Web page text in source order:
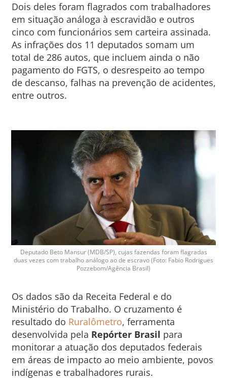
Dois deles foram flagrados com trabalhadores
em situação análoga à escravidão e outros
cinco com funcionários sem carteira assinada.
As infrações dos 11 deputados somam um
total de 286 autos, que incluem ainda o não
pagamento do FGTS, o desrespeito ao tempo
de descanso, falhas na prevenção de acidentes,
entre outros.
Deputado Beto Mansur (MDB/SP), cujas fazendas foram flagradas
duas vezes com trabalho análogo ao de escravo (Foto: Fabio Rodrigues
Pozzebom/Agência Brasil)
Os dados são da Receita Federal e do
Ministério do Trabalho. O cruzamento é
resultado do Ruralômetro, ferramenta
desenvolvida pela Repórter Brasil para
monitorar a atuação dos deputados federais
em áreas de impacto ao meio ambiente, povos
indígenas e trabalhadores rurais.